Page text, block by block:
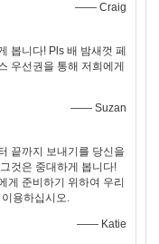
—— Craig
봅니다! Pls 배 밤새껏 페
우선권을 통해 저희에게
—— Suzan
끝까지 보내기를 당신을
것은 중대하게 봅니다!
게 준비하기 위하여 우리
용하십시오.
—— Katie